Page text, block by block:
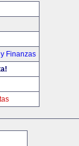
Finanzas